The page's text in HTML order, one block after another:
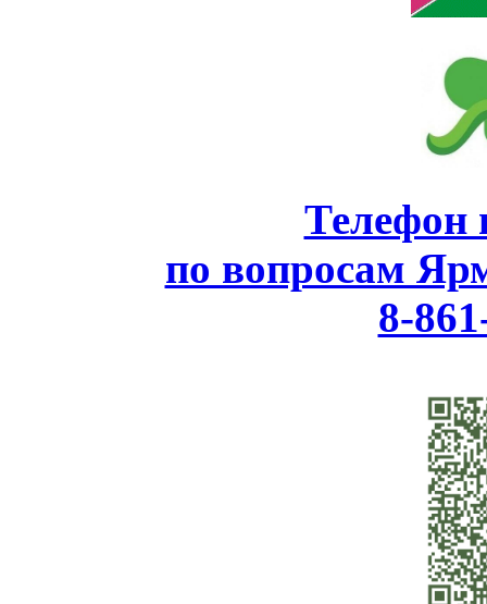
Телефон
по вопросам
8-